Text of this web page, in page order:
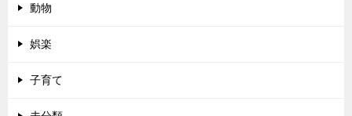
動物
娯楽
子育て